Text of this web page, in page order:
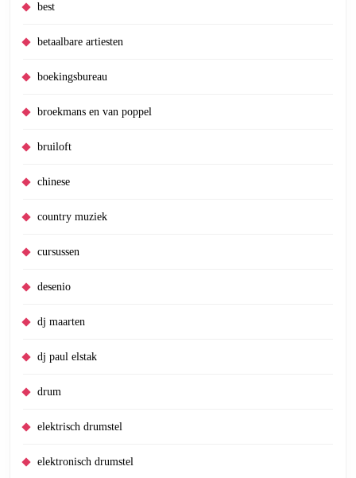
best
betaalbare artiesten
boekingsbureau
broekmans en van poppel
bruiloft
chinese
country muziek
cursussen
desenio
dj maarten
dj paul elstak
drum
elektrisch drumstel
elektronisch drumstel